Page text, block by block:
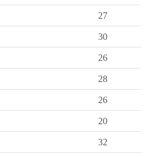
27
30
26
28
26
20
32